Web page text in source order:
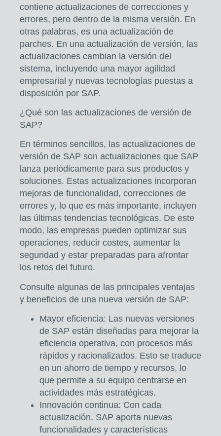
contiene actualizaciones de correcciones y
errores, pero dentro de la misma versión. En
otras palabras, es una actualización de
parches. En una actualización de versión, las
actualizaciones cambian la versión del
sistema, incluyendo una mayor agilidad
empresarial y nuevas tecnologías puestas a
disposición por SAP.
¿Qué son las actualizaciones de versión de
SAP?
En términos sencillos, las actualizaciones de
versión de SAP son actualizaciones que SAP
lanza periódicamente para sus productos y
soluciones. Estas actualizaciones incorporan
mejoras de funcionalidad, correcciones de
errores y, lo que es más importante, incluyen
las últimas tendencias tecnológicas. De este
modo, las empresas pueden optimizar sus
operaciones, reducir costes, aumentar la
seguridad y estar preparadas para afrontar
los retos del futuro.
Consulte algunas de las principales ventajas
y beneficios de una nueva versión de SAP:
Mayor eficiencia: Las nuevas versiones
de SAP están diseñadas para mejorar la
eficiencia operativa, con procesos más
rápidos y racionalizados. Esto se traduce
en un ahorro de tiempo y recursos, lo
que permite a su equipo centrarse en
actividades más estratégicas.
Innovación continua: Con cada
actualización, SAP aporta nuevas
funcionalidades y características